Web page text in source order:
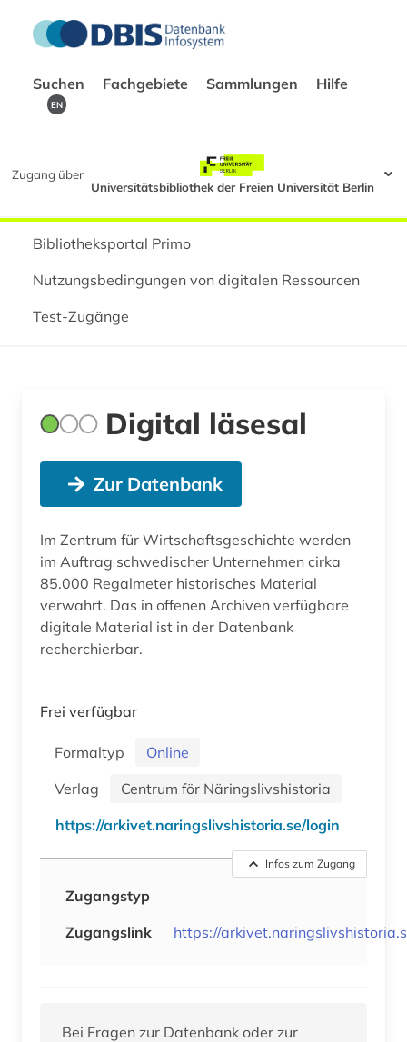
Suchen Fachgebiete Sammlungen Hilfe
EN
Zugang über
Universitätsbibliothek der Freien Universität Berlin
Bibliotheksportal Primo
Nutzungsbedingungen von digitalen Ressourcen
Test-Zugänge
Digital läsesal
Zur Datenbank
Im Zentrum für Wirtschaftsgeschichte werden
im Auftrag schwedischer Unternehmen cirka
85.000 Regalmeter historisches Material
verwahrt. Das in offenen Archiven verfügbare
digitale Material ist in der Datenbank
recherchierbar.
Frei verfügbar
Formaltyp
Online
Verlag
Centrum för Näringslivshistoria
https://arkivet.naringslivshistoria.se/login
Infos zum Zugang
Zugangstyp
Zugangslink
https://
Bei Fragen zur Datenbank oder zur